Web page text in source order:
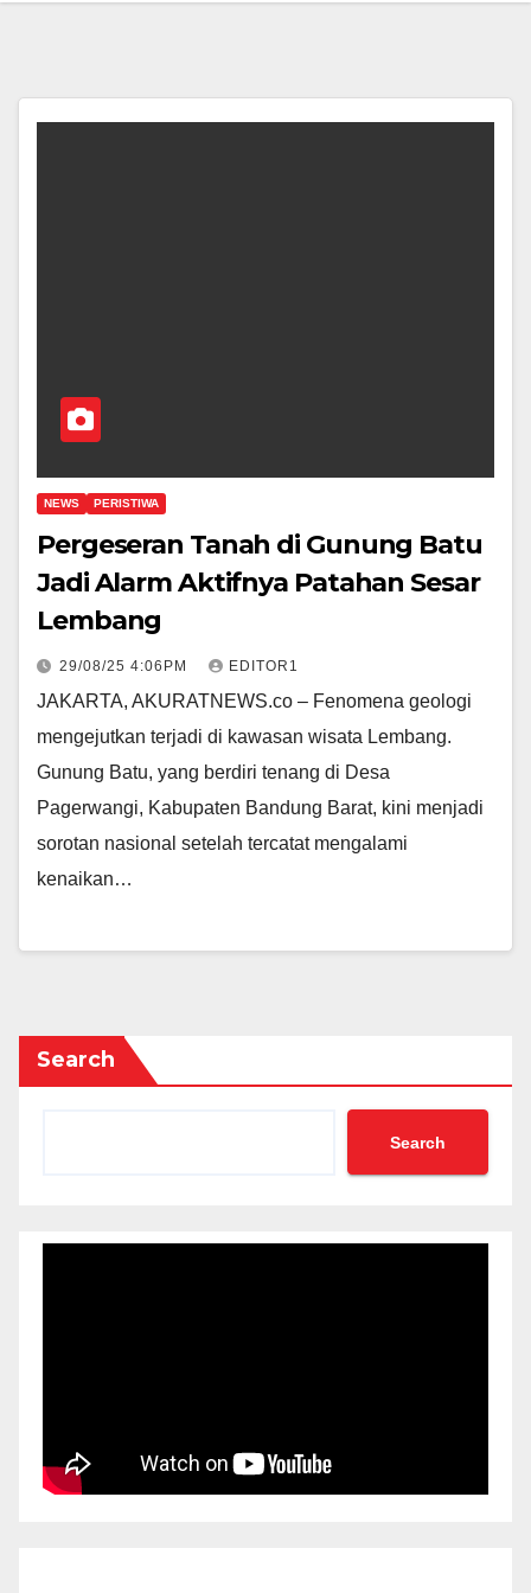
NEWS PERISTIWA
Pergeseran Tanah di Gunung Batu
Jadi Alarm Aktifnya Patahan Sesar
Lembang
29/08/25 4:06PM EDITOR1
JAKARTA, AKURATNEWS.co – Fenomena geologi
mengejutkan terjadi di kawasan wisata Lembang.
Gunung Batu, yang berdiri tenang di Desa
Pagerwangi, Kabupaten Bandung Barat, kini menjadi
sorotan nasional setelah tercatat mengalami
kenaikan…
Search
Search